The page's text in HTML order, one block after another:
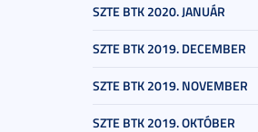
SZTE BTK 2020. JANUÁR
SZTE BTK 2019. DECEMBER
SZTE BTK 2019. NOVEMBER
SZTE BTK 2019. OKTÓBER